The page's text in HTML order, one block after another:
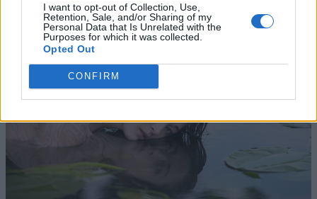
I want to opt-out of Collection, Use,
Retention, Sale, and/or Sharing of my
Personal Data that Is Unrelated with the
Purposes for which it was collected.
Opted Out
CONFIRM